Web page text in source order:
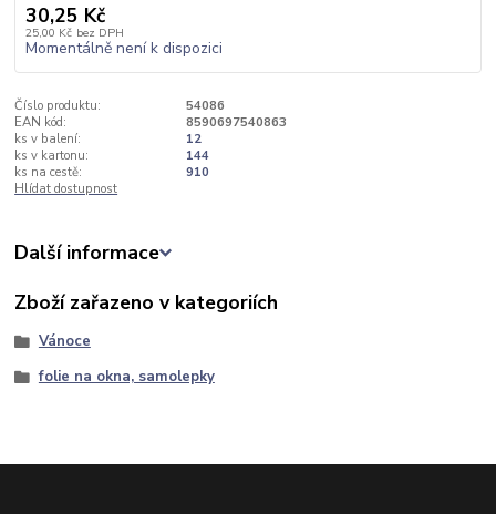
30,25 Kč
25,00 Kč bez DPH
Momentálně není k dispozici
Číslo produktu:
54086
EAN kód:
8590697540863
ks v balení:
12
ks v kartonu:
144
ks na cestě:
910
Hlídat dostupnost
Další informace
Zboží zařazeno v kategoriích
Vánoce
folie na okna, samolepky